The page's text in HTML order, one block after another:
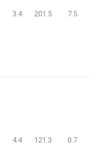
3.4 201.5 7.5
4.4 121.3 0.7